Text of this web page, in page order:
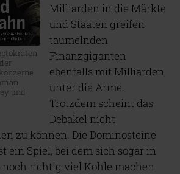
und
Milliarden in die Märkte
und Staaten greifen
taumelnden
Finanzgiganten
ebenfalls mit Milliarden
unter die Arme.
Trotzdem scheint das
Debakel nicht
zu können. Die Dominosteine
ein Spiel, bei dem sich sogar in
richtig viel Kohle machen